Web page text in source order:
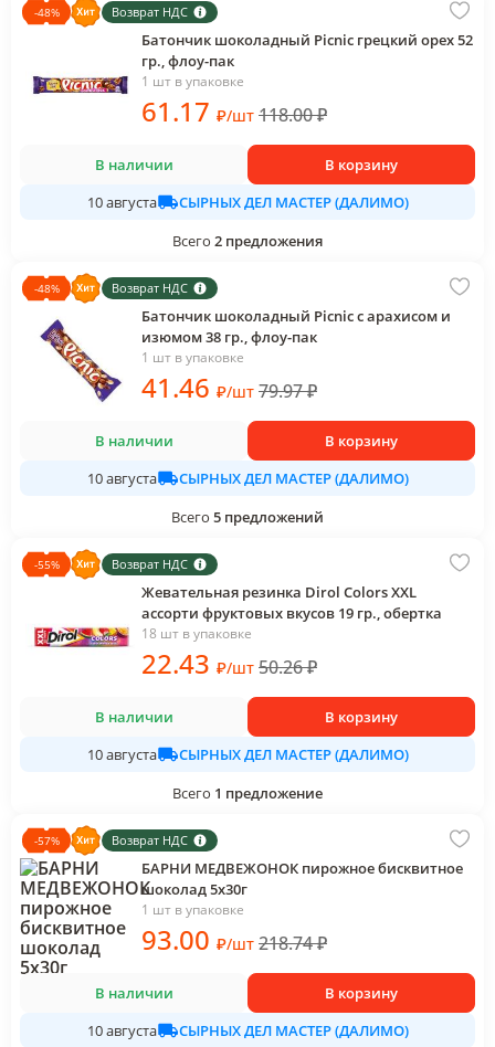
-48% Возврат НДС
Батончик шоколадный Picnic грецкий орех 52
гр., флоу-пак
1 шт в упаковке
61.17 ₽/шт 118.00₽
В наличии
В корзину
10 августа
СЫРНЫХ ДЕЛ МАСТЕР (ДАЛИМО)
Всего 2 предложения
-48% Возврат НДС
Батончик шоколадный Picnic с арахисом и
изюмом 38 гр., флоу-пак
1 шт в упаковке
41.46 ₽/шт 79.97₽
В наличии
В корзину
10 августа
СЫРНЫХ ДЕЛ МАСТЕР (ДАЛИМО)
Всего 5 предложений
-55% Возврат НДС
Жевательная резинка Dirol Colors XXL
ассорти фруктовых вкусов 19 гр., обертка
18 шт в упаковке
22.43 ₽/шт 50.26₽
В наличии
В корзину
10 августа
СЫРНЫХ ДЕЛ МАСТЕР (ДАЛИМО)
Всего 1 предложение
-57% Возврат НДС
БАРНИ МЕДВЕЖОНОК пирожное бисквитное
шоколад 5х30г
1 шт в упаковке
93.00 ₽/шт 218.74₽
В наличии
В корзину
10 августа
СЫРНЫХ ДЕЛ МАСТЕР (ДАЛИМО)